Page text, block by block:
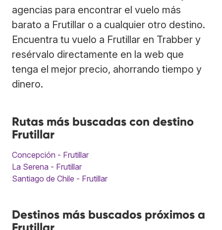
agencias para encontrar el vuelo más
barato a Frutillar o a cualquier otro destino.
Encuentra tu vuelo a Frutillar en Trabber y
resérvalo directamente en la web que
tenga el mejor precio, ahorrando tiempo y
dinero.
Rutas más buscadas con destino
Frutillar
Concepción - Frutillar
La Serena - Frutillar
Santiago de Chile - Frutillar
Destinos más buscados próximos a